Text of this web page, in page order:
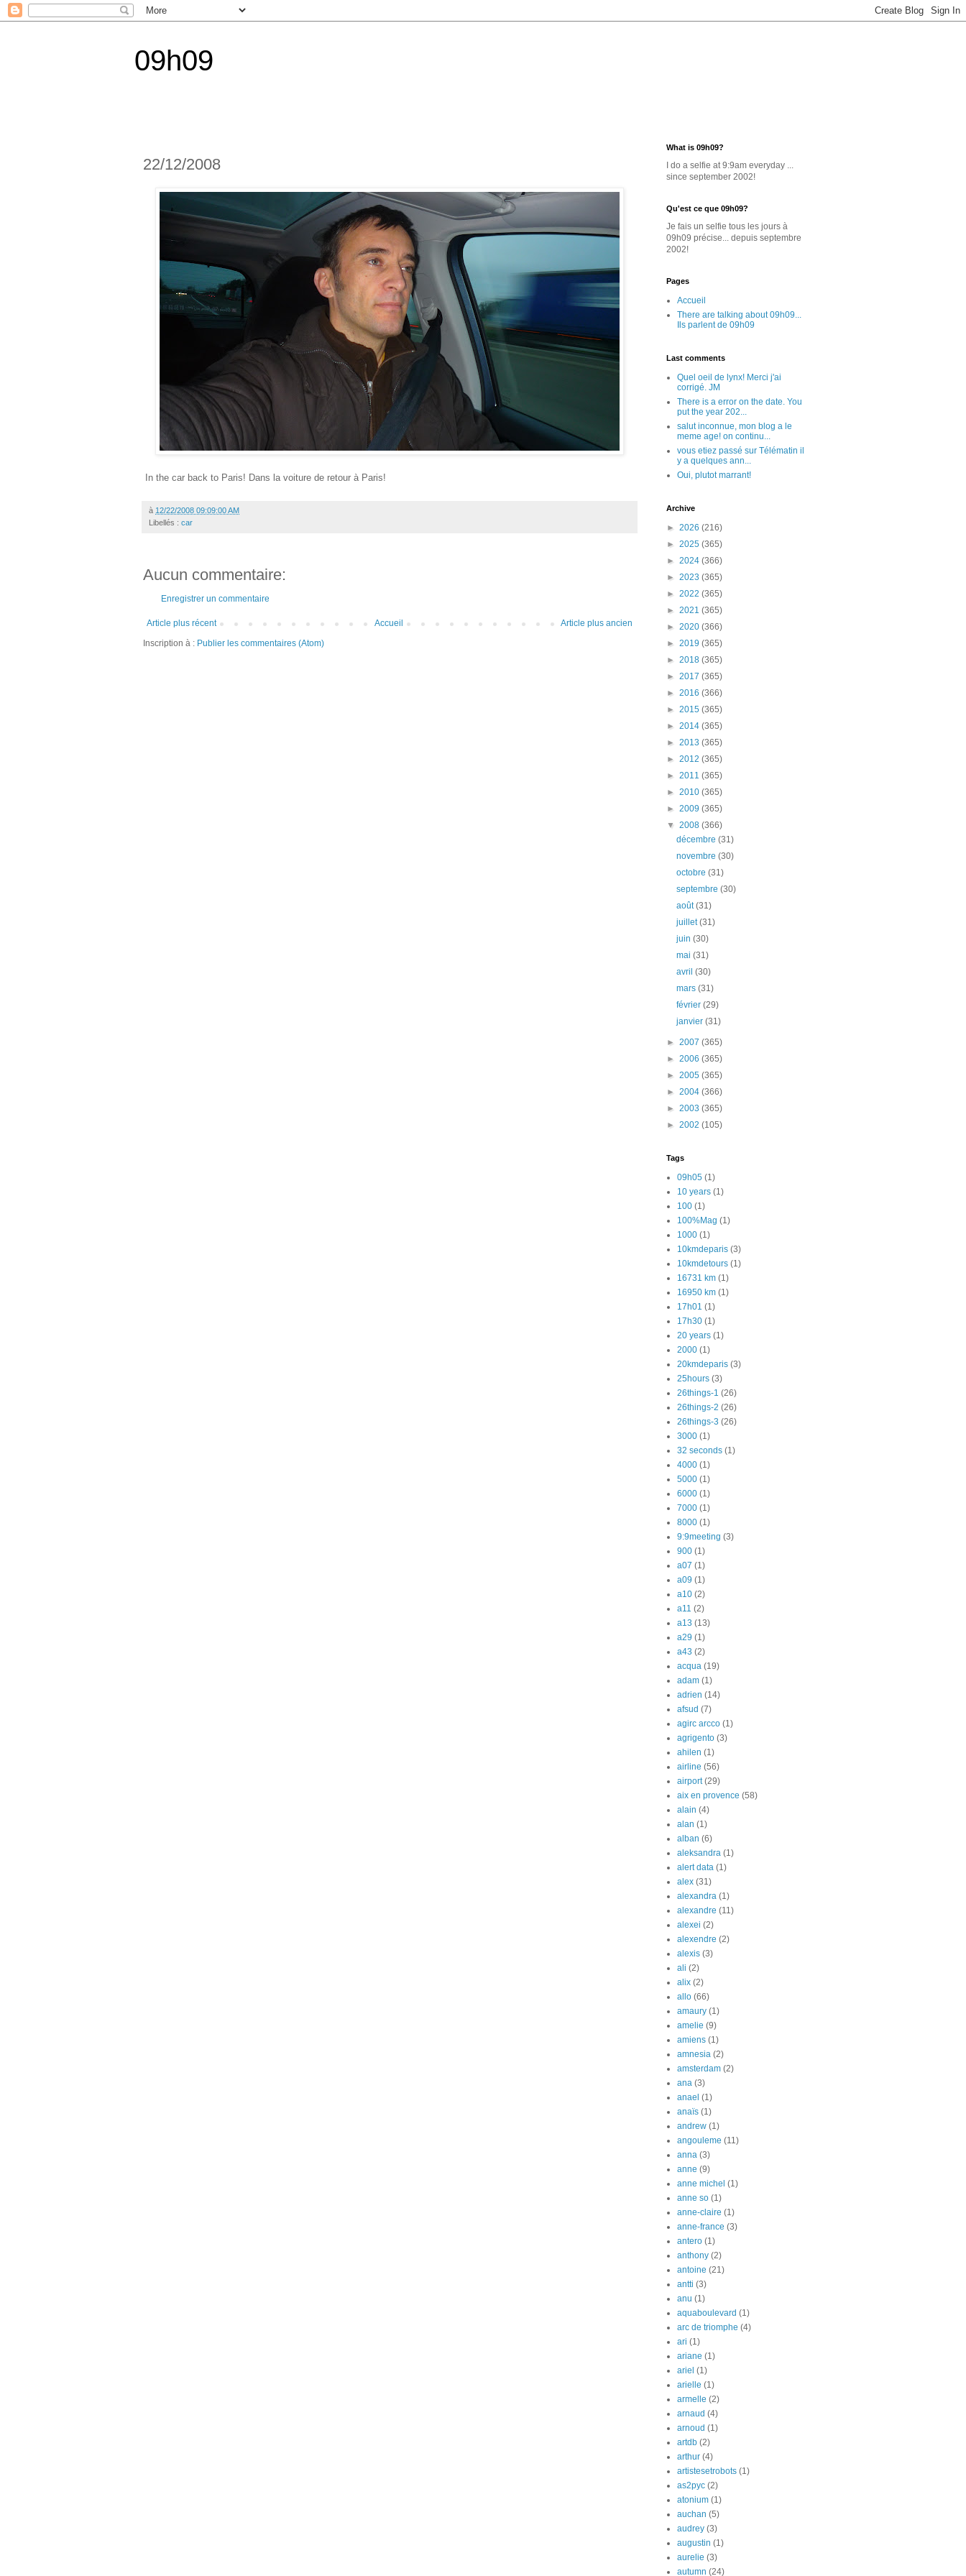
09h09
22/12/2008
In the car back to Paris! Dans la voiture de retour à Paris!
à 12/22/2008 09:09:00 AM
Libellés : car
Aucun commentaire:
Enregistrer un commentaire
Article plus récent Article plus ancien
Accueil
Inscription à : Publier les commentaires (Atom)
What is 09h09?
I do a selfie at 9:9am everyday ...
since september 2002!
Qu'est ce que 09h09?
Je fais un selfie tous les jours à
09h09 précise... depuis septembre
2002!
Pages
Accueil
There are talking about 09h09...
Ils parlent de 09h09
Last comments
Quel oeil de lynx! Merci j'ai
corrigé. JM
There is a error on the date. You
put the year 202...
salut inconnue, mon blog a le
meme age! on continu...
vous etiez passé sur Télématin il
y a quelques ann...
Oui, plutot marrant!
Archive
► 2026 (216)
► 2025 (365)
► 2024 (366)
► 2023 (365)
► 2022 (365)
► 2021 (365)
► 2020 (366)
► 2019 (365)
► 2018 (365)
► 2017 (365)
► 2016 (366)
► 2015 (365)
► 2014 (365)
► 2013 (365)
► 2012 (365)
► 2011 (365)
► 2010 (365)
► 2009 (365)
▼ 2008 (366)
décembre(31)
novembre(30)
octobre(31)
septembre(30)
août(31)
juillet(31)
juin(30)
mai(31)
avril(30)
mars(31)
février(29)
janvier(31)
► 2007 (365)
► 2006 (365)
► 2005 (365)
► 2004 (366)
► 2003 (365)
► 2002 (105)
Tags
09h05 (1)
10 years (1)
100 (1)
100%Mag (1)
1000 (1)
10kmdeparis (3)
10kmdetours (1)
16731 km (1)
16950 km (1)
17h01 (1)
17h30 (1)
20 years (1)
2000 (1)
20kmdeparis (3)
25hours (3)
26things-1 (26)
26things-2 (26)
26things-3 (26)
3000 (1)
32 seconds (1)
4000 (1)
5000 (1)
6000 (1)
7000 (1)
8000 (1)
9:9meeting (3)
900 (1)
a07 (1)
a09 (1)
a10 (2)
a11 (2)
a13 (13)
a29 (1)
a43 (2)
acqua (19)
adam (1)
adrien (14)
afsud (7)
agirc arcco (1)
agrigento (3)
ahilen (1)
airline (56)
airport (29)
aix en provence (58)
alain (4)
alan (1)
alban (6)
aleksandra (1)
alert data (1)
alex (31)
alexandra (1)
alexandre (11)
alexei (2)
alexendre (2)
alexis (3)
ali (2)
alix (2)
allo (66)
amaury (1)
amelie (9)
amiens (1)
amnesia (2)
amsterdam (2)
ana (3)
anael (1)
anaïs (1)
andrew (1)
angouleme (11)
anna (3)
anne (9)
anne michel (1)
anne so (1)
anne-claire (1)
anne-france (3)
antero (1)
anthony (2)
antoine (21)
antti (3)
anu (1)
aquaboulevard (1)
arc de triomphe (4)
ari (1)
ariane (1)
ariel (1)
arielle (1)
armelle (2)
arnaud (4)
arnoud (1)
artdb (2)
arthur (4)
artistesetrobots (1)
as2pyc (2)
atonium (1)
auchan (5)
audrey (3)
augustin (1)
aurelie (3)
autumn (24)